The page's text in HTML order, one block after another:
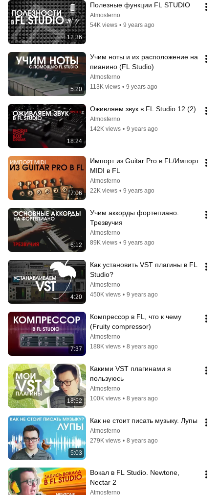
12:36
Полезные функции FL STUDIO
Atmosferno
54K views • 9 years ago
5:20
Учим ноты и их расположение на
пианино (FL Studio)
Atmosferno
113K views • 9 years ago
18:24
Оживляем звук в FL Studio 12 (2)
Atmosferno
142K views • 9 years ago
7:06
Импорт из Guitar Pro в FL/Импорт
MIDI в FL
Atmosferno
22K views • 9 years ago
6:12
Учим аккорды фортепиано.
Трезвучия
Atmosferno
89K views • 9 years ago
4:20
Как установить VST плагины в FL
Studio?
Atmosferno
450K views • 9 years ago
7:37
Компрессор в FL, что к чему
(Fruity compressor)
Atmosferno
188K views • 8 years ago
18:52
Какими VST плагинами я
пользуюсь
Atmosferno
100K views • 8 years ago
5:03
Как не стоит писать музыку. Лупы
Atmosferno
279K views • 8 years ago
Вокал в FL Studio. Newtone,
Nectar 2
Atmosferno